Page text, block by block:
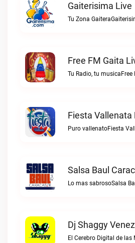
Gaiterisima Live
Tu Zona
Free FM Gaita
Tu Radio, tu musicaFree
Fiesta Vallenata
Puro vallenatoFiesta
Dj Shaggy